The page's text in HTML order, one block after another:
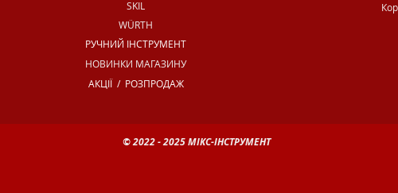
SKIL
WÜRTH
РУЧНИЙ ІНСТРУМЕНТ
НОВИНКИ МАГАЗИНУ
АКЦІЇ / РОЗПРОДАЖ
© 2022 - 2025 МІКС-ІНСТРУМЕНТ